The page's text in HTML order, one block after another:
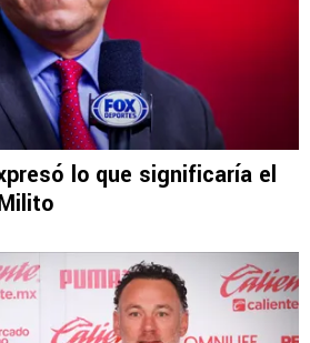
lo que significaría el